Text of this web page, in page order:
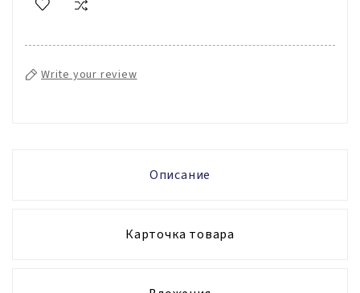
Write your review
Описание
Карточка товара